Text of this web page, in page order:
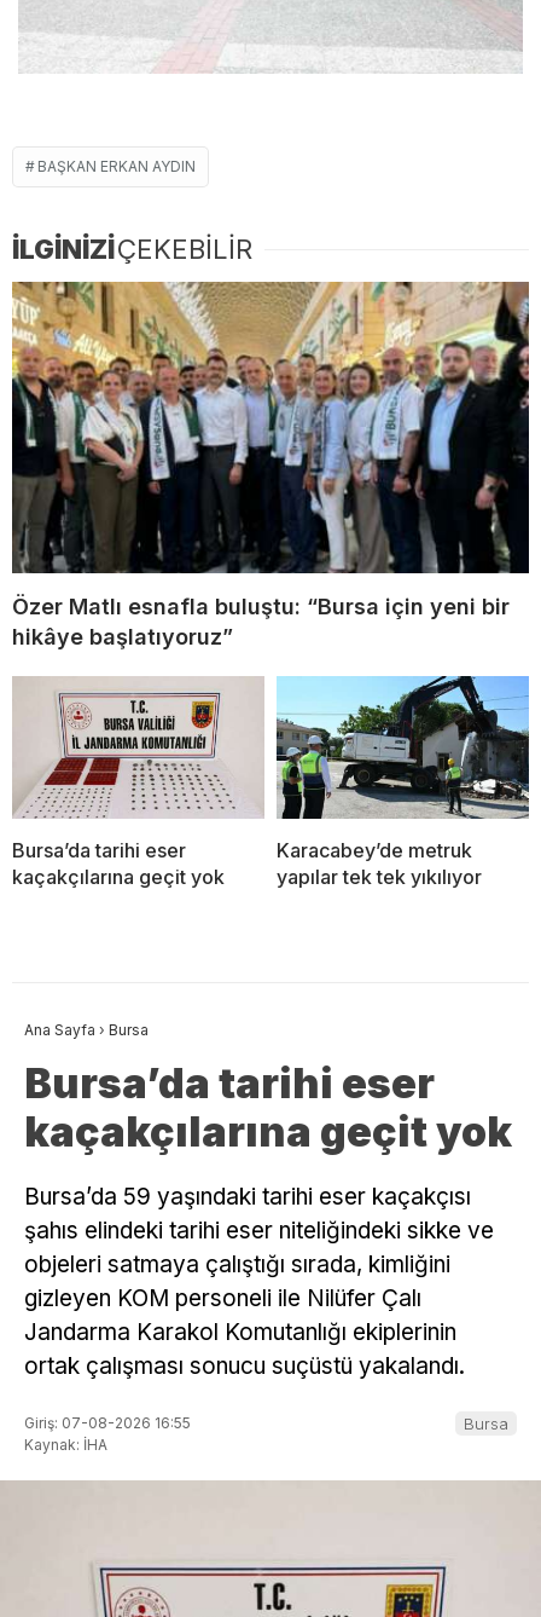
BAŞKAN ERKAN AYDIN
İLGİNİZİÇEKEBİLİR
Özer Matlı esnafla buluştu: “Bursa için yeni bir
hikâye başlatıyoruz”
Bursa’da tarihi eser
kaçakçılarına geçit yok
Karacabey’de metruk
yapılar tek tek yıkılıyor
Ana Sayfa › Bursa
Bursa’da tarihi eser
kaçakçılarına geçit yok
Bursa’da 59 yaşındaki tarihi eser kaçakçısı
şahıs elindeki tarihi eser niteliğindeki sikke ve
objeleri satmaya çalıştığı sırada, kimliğini
gizleyen KOM personeli ile Nilüfer Çalı
Jandarma Karakol Komutanlığı ekiplerinin
ortak çalışması sonucu suçüstü yakalandı.
Giriş: 07-08-2026 16:55
Kaynak: İHA
Bursa